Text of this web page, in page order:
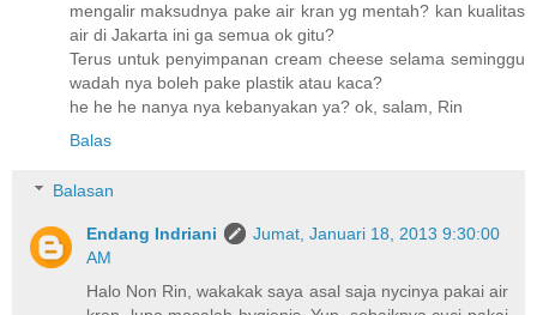
mengalir maksudnya pake air kran yg mentah? kan kualitas
air di Jakarta ini ga semua ok gitu?
Terus untuk penyimpanan cream cheese selama seminggu
wadah nya boleh pake plastik atau kaca?
he he he nanya nya kebanyakan ya? ok, salam, Rin
Balas
Balasan
Endang Indriani
Jumat, Januari 18, 2013 9:30:00
AM
Halo Non Rin, wakakak saya asal saja nycinya pakai air